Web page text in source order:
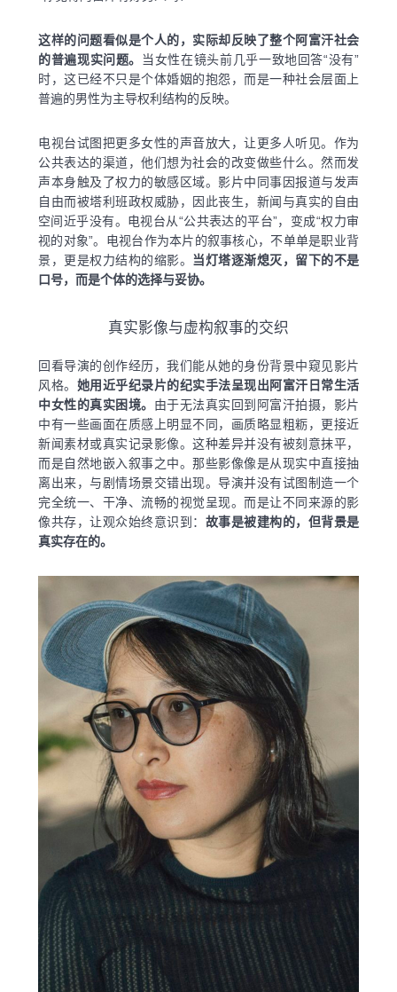
这样的问题看似是个人的，实际却反映了整个阿富汗社会
的普遍现实问题。
当女性在镜头前几乎一致地回答“没有”
时，这已经不只是个体婚姻的抱怨，而是一种社会层面上
普遍的男性为主导权利结构的反映。
电视台试图把更多女性的声音放大，让更多人听见。作为
公共表达的渠道，他们想为社会的改变做些什么。然而发
声本身触及了权力的敏感区域。影片中同事因报道与发声
自由而被塔利班政权威胁，因此丧生，新闻与真实的自由
空间近乎没有。电视台从“公共表达的平台”，变成“权力审
视的对象”。电视台作为本片的叙事核心，不单单是职业背
景，更是权力结构的缩影。
当灯塔逐渐熄灭，留下的不是
口号，而是个体的选择与妥协。
真实影像与虚构叙事的交织
回看导演的创作经历，我们能从她的身份背景中窥见影片
风格。 她用近乎纪录片的纪实手法呈现出阿富汗日常生活
中女性的真实困境。 由于无法真实回到阿富汗拍摄，影片
中有一些画面在质感上明显不同，画质略显粗粝，更接近
新闻素材或真实记录影像。这种差异并没有被刻意抹平，
而是自然地嵌入叙事之中。那些影像像是从现实中直接抽
离出来，与剧情场景交错出现。导演并没有试图制造一个
完全统一、干净、流畅的视觉呈现。而是让不同来源的影
像共存，让观众始终意识到： 故事是被建构的，但背景是
真实存在的。